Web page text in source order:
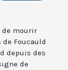
de mourir
Foucauld
depuis des
de